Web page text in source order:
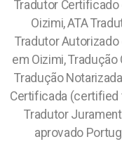
Tradutor Certificado
Oizimi, ATA
Tradutor Autorizado
em Oizimi,
Tradução
Certificada (certified
Tradutor
aprovado